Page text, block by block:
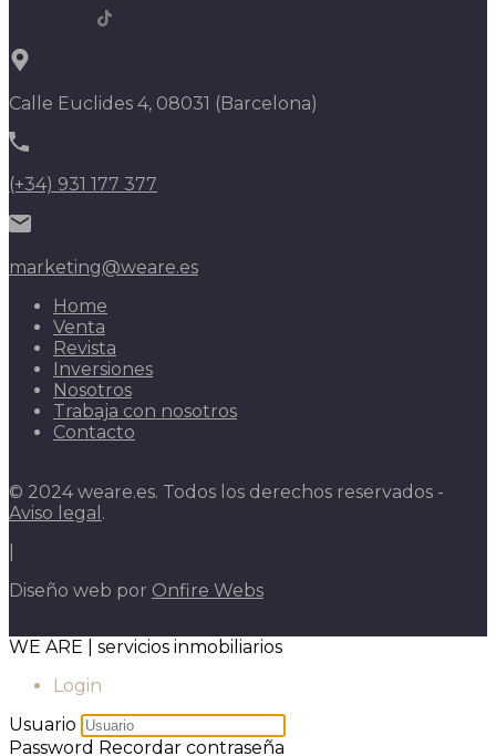
Calle Euclides 4, 08031 (Barcelona)
(+34) 931 177 377
marketing@weare.es
Home
Venta
Revista
Inversiones
Nosotros
Trabaja con nosotros
Contacto
© 2024 weare.es. Todos los derechos reservados -
Aviso legal .
Diseño web por Onfire Webs
WE ARE | servicios inmobiliarios
Login
Usuario
Password Recordar contraseña